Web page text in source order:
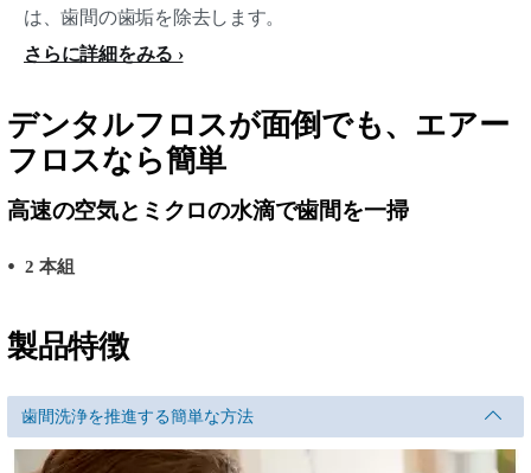
は、歯間の歯垢を除去します。
さらに詳細をみる
デンタルフロスが面倒でも、エアー
フロスなら簡単
高速の空気とミクロの水滴で歯間を一掃
2 本組
製品特徴
歯間洗浄を推進する簡単な方法